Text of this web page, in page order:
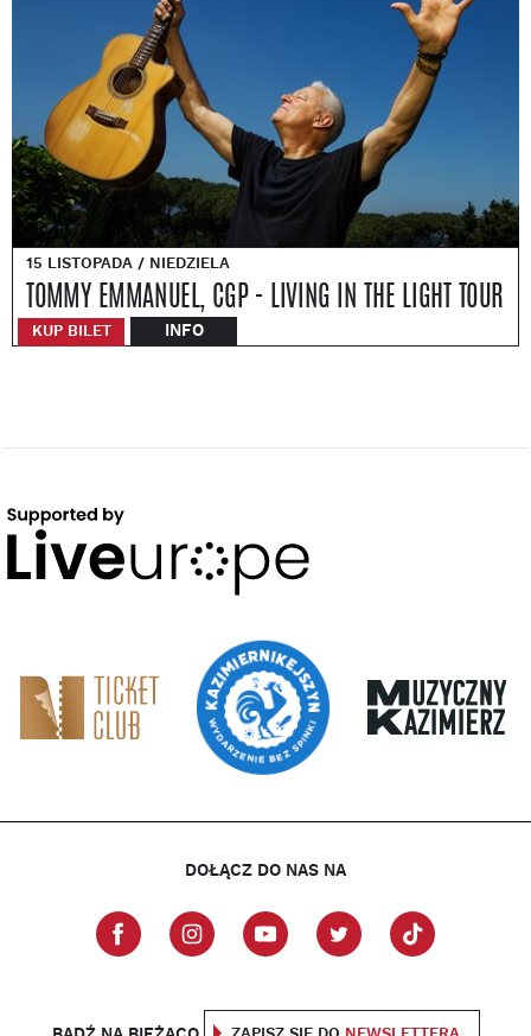
15 LISTOPADA / NIEDZIELA
TOMMY EMMANUEL, CGP - LIVING IN THE LIGHT TOUR
KUP BILET INFO
DOŁĄCZ DO NAS NA